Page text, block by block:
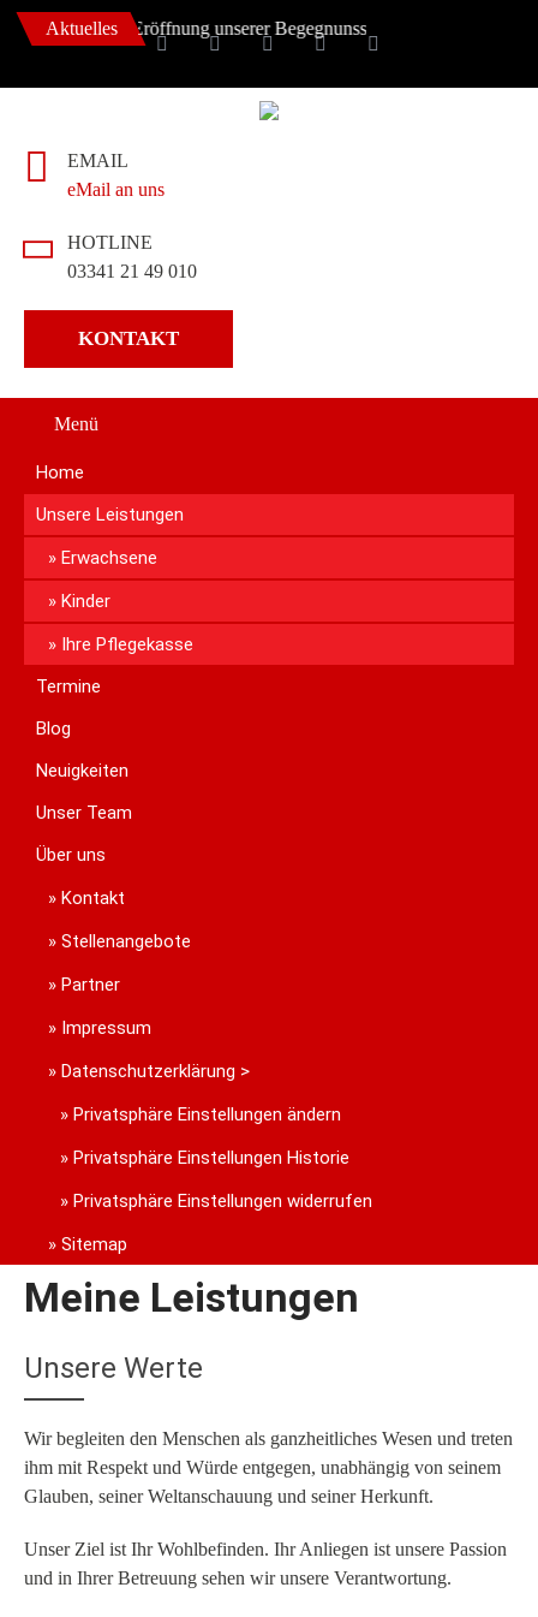
Aktuelles
2022 ++ Eröffnung unserer Begegnunsstätte ++
EMAIL
eMail an uns
HOTLINE
03341 21 49 010
KONTAKT
Menü
Home
Unsere Leistungen
Erwachsene
Kinder
Ihre Pflegekasse
Termine
Blog
Neuigkeiten
Unser Team
Über uns
Kontakt
Stellenangebote
Partner
Impressum
Datenschutzerklärung >
Privatsphäre Einstellungen ändern
Privatsphäre Einstellungen Historie
Privatsphäre Einstellungen widerrufen
Sitemap
Meine Leistungen
Unsere Werte
Wir begleiten den Menschen als ganzheitliches Wesen und treten
ihm mit Respekt und Würde entgegen, unabhängig von seinem
Glauben, seiner Weltanschauung und seiner Herkunft.
Unser Ziel ist Ihr Wohlbefinden. Ihr Anliegen ist unsere Passion
und in Ihrer Betreuung sehen wir unsere Verantwortung.